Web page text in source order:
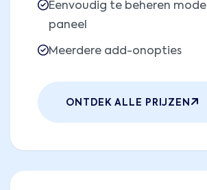
Eenvoudig te beheren
paneel
Meerdere add-onopties
ONTDEK ALLE PRIJZEN